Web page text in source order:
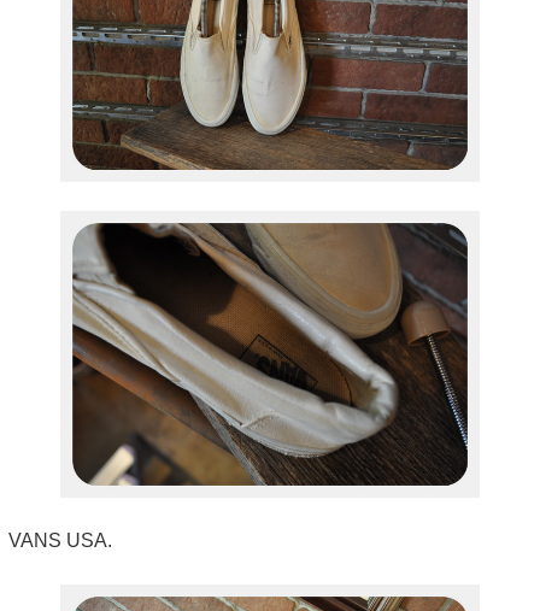
VANS USA.